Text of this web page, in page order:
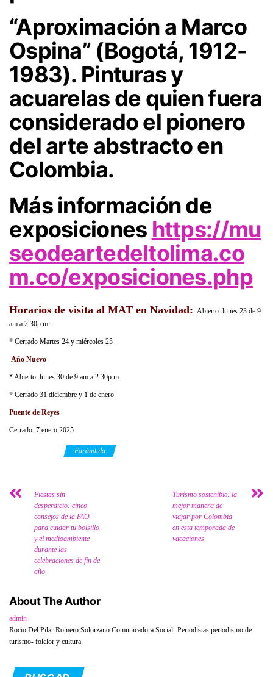
“Aproximación a Marco
Ospina” (Bogotá, 1912-
1983). Pinturas y
acuarelas de quien fuera
considerado el pionero
del arte abstracto en
Colombia.
Más información de
exposiciones https://mu
seodeartedeltolima.co
m.co/exposiciones.php
Horarios de visita al MAT en Navidad: Abierto: lunes 23 de 9
am a 2:30p.m.
* Cerrado Martes 24 y miércoles 25
Año Nuevo
* Abierto: lunes 30 de 9 am a 2:30p.m.
* Cerrado 31 diciembre y 1 de enero
Puente de Reyes
Cerrado: 7 enero 2025
Farándula
Fiestas sin
desperdicio: cinco
consejos de la FAO
para cuidar tu bolsillo
y el medioambiente
durante las
celebraciones de fin de
año
Turismo sostenible: la
mejor manera de
viajar por Colombia
en esta temporada de
vacaciones
About The Author
admin
Rocio Del Pilar Romero Solorzano Comunicadora Social -Periodistas periodismo de
turismo- folclor y cultura.